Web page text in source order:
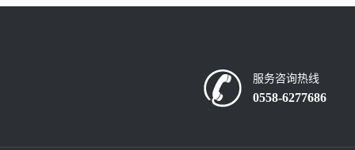
服务咨询热线
0558-6277686